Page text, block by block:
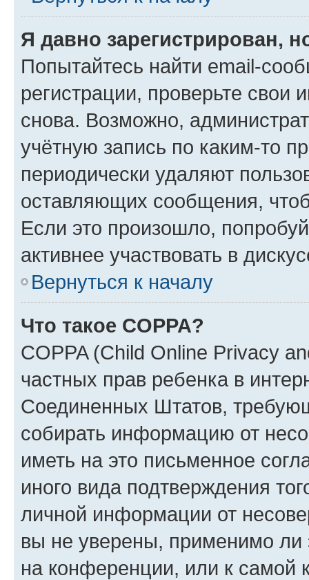
Я давно зарегистрирован,
Попытайтесь найти email-
регистрации, проверьте свои
снова. Возможно,
учётную запись по каким-то
периодически удаляют
оставляющих сообщения,
Если это произошло,
активнее участвовать в
Вернуться к началу
Что такое COPPA?
COPPA (Child Online Privacy
частных прав ребенка в
Соединенных Штатов,
собирать информацию от
иметь на это письменное
иного вида подтверждения
личной информации от
вы не уверены, применимо ли
на конференции, или к самой